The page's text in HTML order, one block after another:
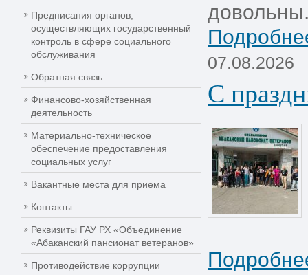
Предписания органов,
осуществляющих государственный
контроль в сфере социального
обслуживания
Обратная связь
Финансово-хозяйственная
деятельность
Материально-техническое
обеспечение предоставления
социальных услуг
Вакантные места для приема
Контакты
Реквизиты ГАУ РХ «Объединение
«Абаканский пансионат ветеранов»
Противодействие коррупции
07.08.2026
С